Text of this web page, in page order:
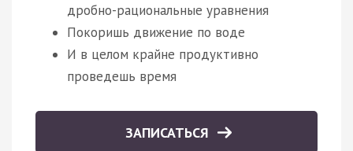
дробно-рациональные уравнения
Покоришь движение по воде
И в целом крайне продуктивно
проведешь время
ЗАПИСАТЬСЯ